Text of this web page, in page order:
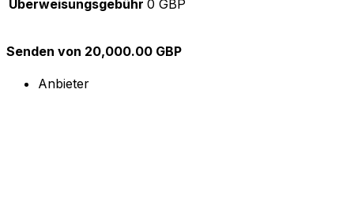
Überweisungsgebühr 0 GBP
Senden von 20,000.00 GBP
Anbieter